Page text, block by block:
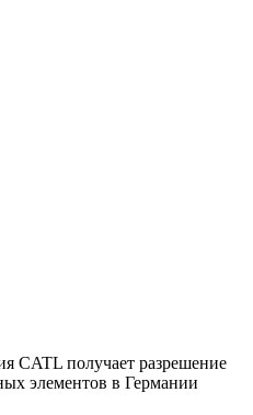
CATL получает разрешение
элементов в Германии